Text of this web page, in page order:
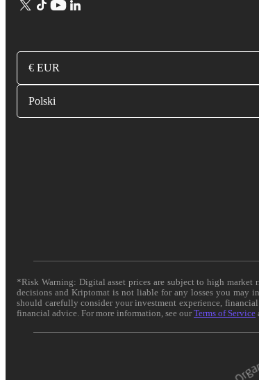
€ EUR
Polski
*Risk Warning: Digital asset prices are subject to high
decisions and Kriptomat is not liable for any losses you may
should carefully consider your investment experience,
financial advice. For more information, see ourTerms of Service